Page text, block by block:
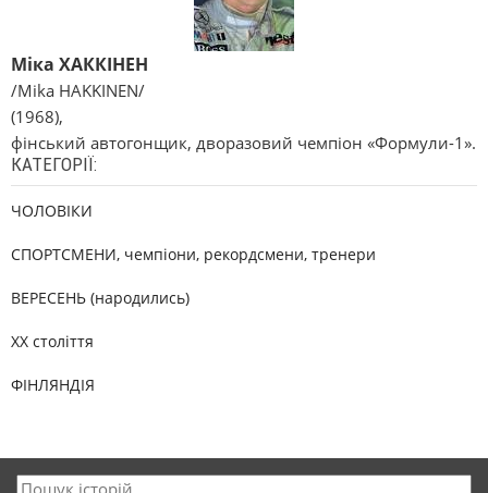
Міка ХАККІНЕН
/Mika HAKKINEN/
(1968),
фінський автогонщик, дворазовий чемпіон «Формули-1».
КАТЕГОРІЇ:
ЧОЛОВІКИ
СПОРТСМЕНИ, чемпіони, рекордсмени, тренери
ВЕРЕСЕНЬ (народились)
XX століття
ФІНЛЯНДІЯ